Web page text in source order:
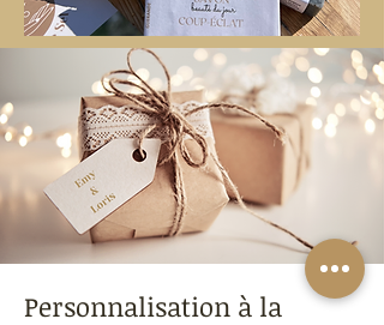
Personnalisation à la